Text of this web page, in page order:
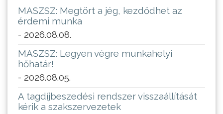
MASZSZ: Megtört a jég, kezdődhet az
érdemi munka
- 2026.08.08.
MASZSZ: Legyen végre munkahelyi
hőhatár!
- 2026.08.05.
A tagdíjbeszedési rendszer visszaállítását
kérik a szakszervezetek